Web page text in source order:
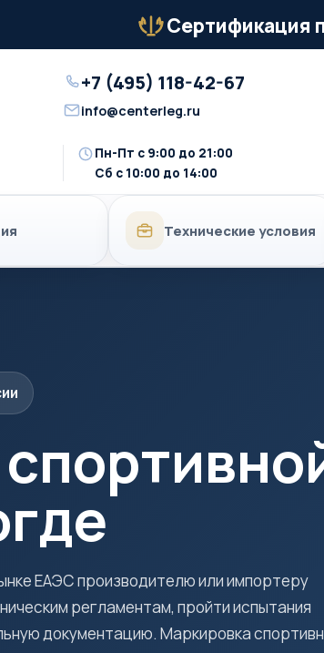
Бейдж
Сертификация
Телефон
+7 (495) 118-42-67
Email
info@centerleg.ru
Время
работы
Пн-Пт с 9:00 до 21:00
Сб с 10:00 до 14:00
Технические условия
ЕАЭС производителю или импортеру
регламентам, пройти испытания
документацию. Маркировка